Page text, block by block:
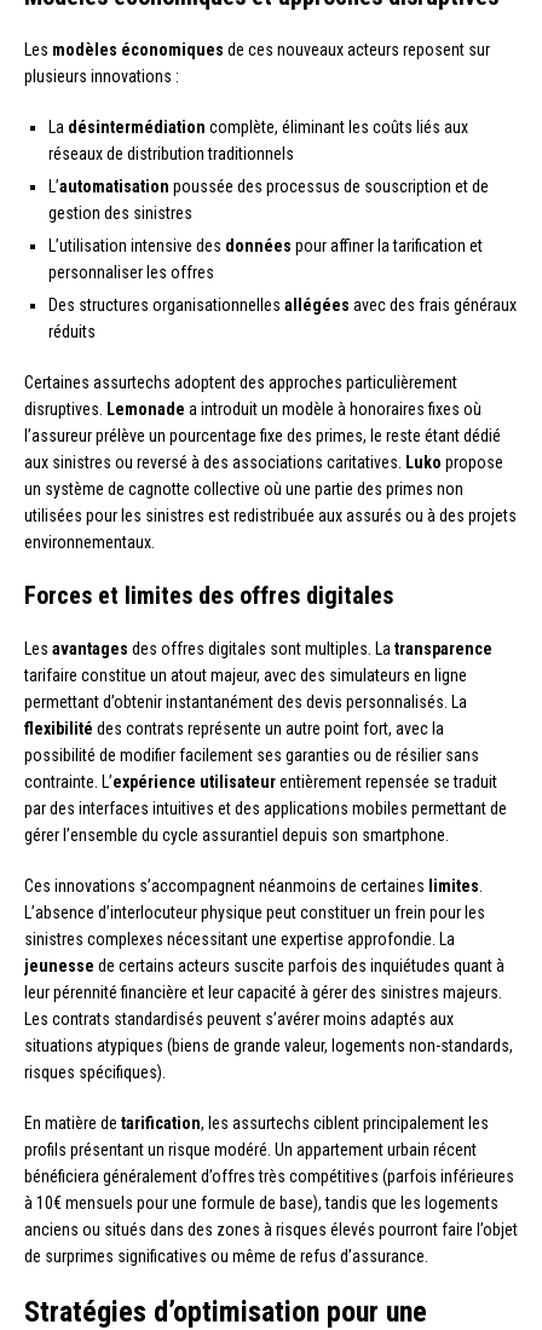
Les modèles économiques de ces nouveaux acteurs reposent sur
plusieurs innovations :
La désintermédiation complète, éliminant les coûts liés aux
réseaux de distribution traditionnels
L’automatisation poussée des processus de souscription et de
gestion des sinistres
L’utilisation intensive des données pour affiner la tarification et
personnaliser les offres
Des structures organisationnelles allégées avec des frais généraux
réduits
Certaines assurtechs adoptent des approches particulièrement
disruptives.
Lemonade a introduit un modèle à honoraires fixes où
l’assureur prélève un pourcentage fixe des primes, le reste étant dédié
aux sinistres ou reversé à des associations caritatives.
Luko propose
un système de cagnotte collective où une partie des primes non
utilisées pour les sinistres est redistribuée aux assurés ou à des projets
environnementaux.
Forces et limites des offres digitales
Les avantages des offres digitales sont multiples. La transparence
tarifaire constitue un atout majeur, avec des simulateurs en ligne
permettant d’obtenir instantanément des devis personnalisés. La
flexibilité des contrats représente un autre point fort, avec la
possibilité de modifier facilement ses garanties ou de résilier sans
contrainte. L’expérience utilisateurentièrement repensée se traduit
par des interfaces intuitives et des applications mobiles permettant de
gérer l’ensemble du cycle assurantiel depuis son smartphone.
Ces innovations s’accompagnent néanmoins de certaines limites
L’absence d’interlocuteur physique peut constituer un frein pour les
sinistres complexes nécessitant une expertise approfondie. La
jeunesse de certains acteurs suscite parfois des inquiétudes quant à
leur pérennité financière et leur capacité à gérer des sinistres majeurs.
Les contrats standardisés peuvent s’avérer moins adaptés aux
situations atypiques (biens de grande valeur, logements non-standards,
risques spécifiques).
En matière de tarification, les assurtechs ciblent principalement les
profils présentant un risque modéré. Un appartement urbain récent
bénéficiera généralement d’offres très compétitives (parfois inférieures
à 10€ mensuels pour une formule de base), tandis que les logements
anciens ou situés dans des zones à risques élevés pourront faire l’objet
de surprimes significatives ou même de refus d’assurance.
Stratégies d’optimisation pour une